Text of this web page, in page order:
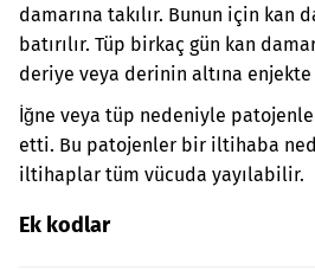
damarına takılır. Bunun için kan
batırılır. Tüp birkaç gün kan
deriye veya derinin altına
İğne veya tüp nedeniyle
etti. Bu patojenler bir iltihaba
iltihaplar tüm vücuda yayılabilir.
Ek kodlar